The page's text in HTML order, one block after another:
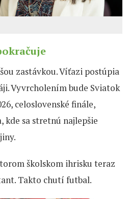
zastávkou. Víťazi postúpia
Vyvrcholením bude Sviatok
celoslovenské finále,
kde sa stretnú najlepšie
školskom ihrisku teraz
Takto chutí futbal.